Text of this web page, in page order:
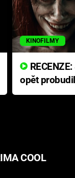
KINOFILMY
opět
přichází s
COOL